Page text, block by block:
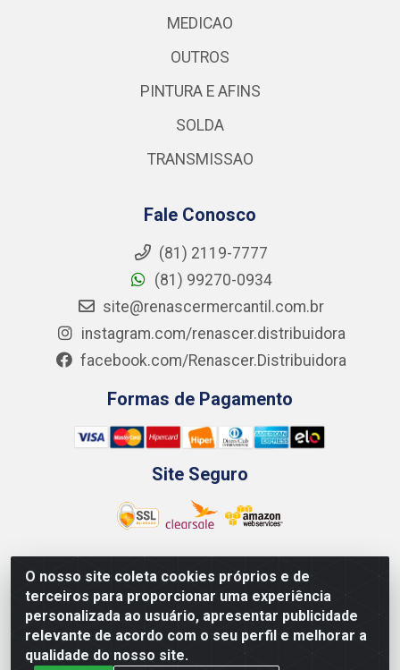
O nosso site coleta cookies próprios e de
terceiros para proporcionar uma experiência
personalizada ao usuário, apresentar publicidade
relevante de acordo com o seu perfil e melhorar a
qualidade do nosso site.
MEDICAO
OUTROS
PINTURA E AFINS
SOLDA
TRANSMISSAO
Fale Conosco
(81) 2119-7777
(81) 99270-0934
site@renascermercantil.com.br
instagram.com/renascer.distribuidora
facebook.com/Renascer.Distribuidora
Formas de Pagamento
Site Seguro
Renascer Distribuidora - Rua São Miguel, 1845 -
Afogados - Recife / PE - CEP 50850-000 - CNPJ
07.264.693/0001-79